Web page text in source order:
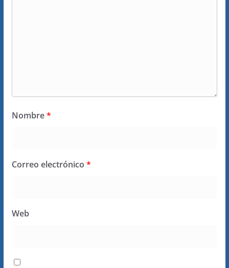
Nombre*
Correo electrónico *
Web